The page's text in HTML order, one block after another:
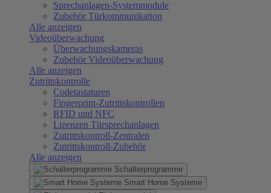
Sprechanlagen-Systemmodule
Zubehör Türkommunikation
Alle anzeigen
Videoüberwachung
Überwachungskameras
Zubehör Videoüberwachung
Alle anzeigen
Zutrittskontrolle
Codetastaturen
Fingerprint-Zutrittskontrollen
RFID und NFC
Lizenzen Türsprechanlagen
Zutrittskontroll-Zentralen
Zutrittskontroll-Zubehör
Alle anzeigen
Schalterprogramme
Smart Home Systeme